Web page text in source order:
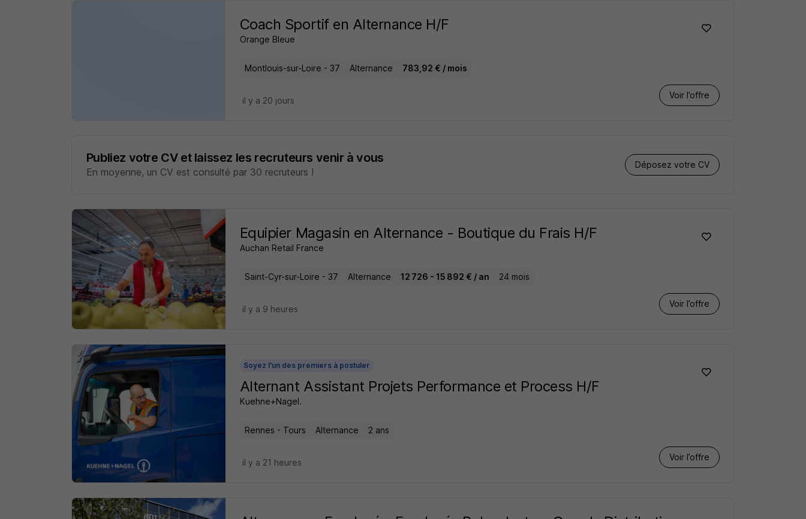
Coach Sportif en Alternance H/F
Orange Bleue
Montlouis-sur-Loire - 37 Alternance 783,92 € / mois
Voir l’offre
il y a 20 jours
Publiez votre CV et laissez les recruteurs venir à vous
En moyenne, un CV est consulté par 30 recruteurs !
Déposez votre CV
Equipier Magasin en Alternance - Boutique du Frais H/F
Auchan Retail France
Saint-Cyr-sur-Loire - 37 Alternance 12 726 - 15 892 € / an 24 mois
Voir l’offre
il y a 9 heures
Soyez l'un des premiers à postuler
Alternant Assistant Projets Performance et Process H/F
Kuehne+Nagel.
Rennes - Tours Alternance 2 ans
Voir l’offre
il y a 21 heures